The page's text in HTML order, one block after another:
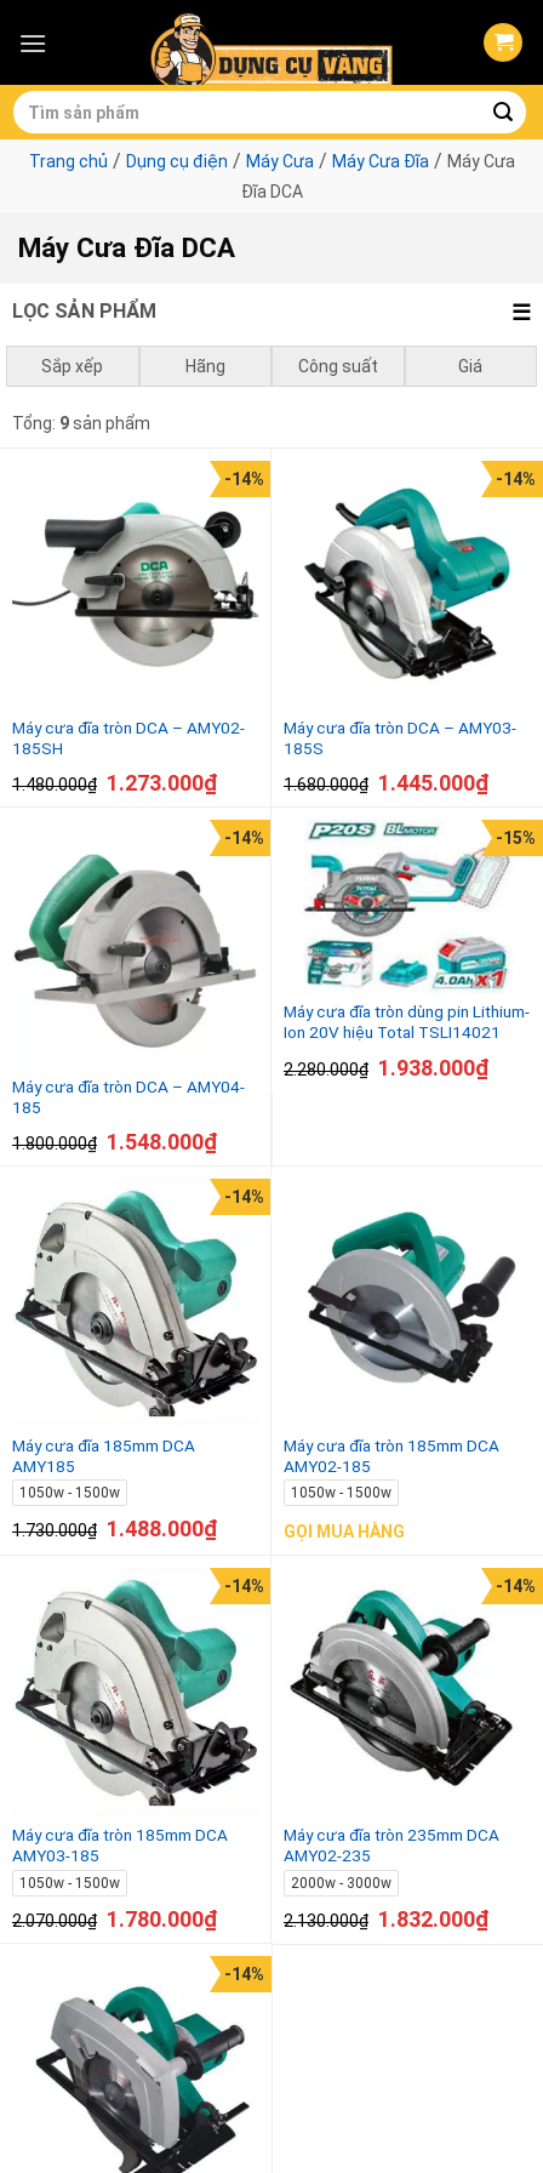
Tìm
kiếm:
Trang chủ / Dụng cụ điện / Máy Cưa/ Máy Cưa Đĩa/ Máy Cưa
Đĩa DCA
Máy Cưa Đĩa DCA
LỌC SẢN PHẨM
Sắp xếp
Mặc định
Giá cao đến thấp
Hãng
DCA
Công suất
1050w - 1500w
2000w - 3000w
Giá
0₫-1.000.000₫
₫
10.000.000₫
10.000.000₫-0₫
Tổng: 9sản phẩm
Máy cưa đĩa tròn DCA – AMY02-
185SH
1.480.000₫
-14%
1.273.000₫
Máy cưa đĩa tròn DCA – AMY03-
185S
1.680.000₫
-14%
1.445.000₫
Máy cưa đĩa tròn DCA – AMY04-
185
1.800.000₫
-14%
1.548.000₫
Máy cưa đĩa tròn dùng pin Lithium-
Ion 20V hiệu Total TSLI14021
2.280.000₫
-15%
1.938.000₫
Máy cưa đĩa 185mm DCA
AMY185
1050w - 1500w
1.730.000₫
-14%
1.488.000₫
Máy cưa đĩa tròn 185mm DCA
AMY02-185
1050w - 1500w
GỌI MUA HÀNG
Máy cưa đĩa tròn 185mm DCA
AMY03-185
1050w - 1500w
2.070.000₫
-14%
1.780.000₫
Máy cưa đĩa tròn 235mm DCA
AMY02-235
2000w - 3000w
2.130.000₫
-14%
1.832.000₫
-14%